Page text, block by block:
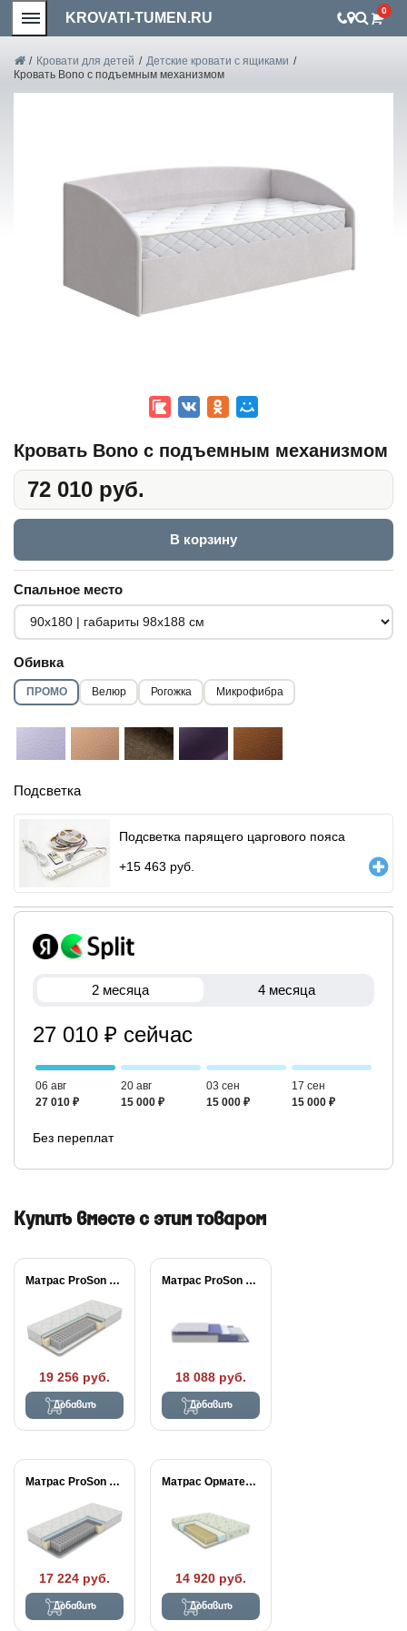
KROVATI-TUMEN.RU 0
/ Кровати для детей / Детские кровати с ящиками /
Кровать Bono с подъемным механизмом
Кровать Bono с подъемным механизмом
72 010 руб.
В корзину
Спальное место
Обивка
ПРОМО Велюр Рогожка Микрофибра
Подсветка
Подсветка парящего царгового пояса
+15 463 руб.
2 месяца 4 месяца
27 010 ₽ сейчас
06 авг
27 010 ₽
20 авг
15 000 ₽
03 сен
15 000 ₽
17 сен
15 000 ₽
Без переплат
Купить вместе с этим товаром
Матрас ProSon Active...
19 256 руб.
Добавить
Матрас ProSon Active...
18 088 руб.
Добавить
Матрас ProSon Active...
17 224 руб.
Добавить
Матрас Орматек МИА...
14 920 руб.
Добавить